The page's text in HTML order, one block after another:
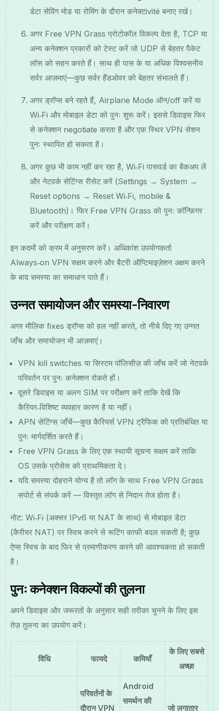
डेटा सेविंग मोड या रोमिंग के दौरान कनेक्टivité बनाए रखे।
अगर Free VPN Grass प्रोटोकॉल विकल्प देता है, TCP या
अन्य कनेक्शन प्रकारों को टेस्ट करें जो UDP से बेहतर पैकेट
लॉस को सहन करते हैं। साथ ही पास के या अधिक विश्वसनीय
सर्वर आज़माएं—कुछ सर्वर हैंडओवर को बेहतर संभालते हैं।
अगर ड्रॉप्स बने रहते हैं, Airplane Mode ऑन/off करें या
Wi‑Fi और मोबाइल डेटा को पुनः शुरू करें। इससे डिवाइस फिर
से कनेक्शन negotiate करता है और एक स्थिर VPN सेशन
पुनः स्थापित हो सकता है।
अगर कुछ भी काम नहीं कर रहा है, Wi‑Fi पासवर्ड का बैकअप लें
और नेटवर्क सेटिंग्स रीसेट करें (Settings → System →
Reset options → Reset Wi‑Fi, mobile &
Bluetooth)। फिर Free VPN Grass को पुनः कॉन्फ़िगर
करें और परीक्षण करें।
इन कदमों को क्रम में अनुसरण करें। अधिकांश उपयोगकर्ता
Always‑on VPN सक्षम करने और बैटरी ऑप्टिमाइज़ेशन अक्षम करने
के बाद समस्या का समाधान पाते हैं।
उन्नत समायोजन और समस्या-निवारण
अगर मौलिक fixes ड्रॉप्स को हल नहीं करते, तो नीचे दिए गए उन्नत
जाँच और समायोजन भी आज़माएं।
VPN kill switches या सिस्टम पॉलिसीज़ की जाँच करें जो नेटवर्क
परिवर्तन पर पुनः कनेक्शन रोकते हों।
दूसरे डिवाइस या अलग SIM पर परीक्षण करें ताकि देखें कि
कैरियर‑विशिष्ट व्यवहार कारण है या नहीं।
APN सेटिंग्स जाँचें—कुछ कैरियर्स VPN ट्रैफिक को प्रतिबंधित या
पुनः मार्गदर्शित करते हैं।
Free VPN Grass के लिए एक स्थायी सूचना सक्षम करें ताकि
OS उसके प्रोसेस को प्राथमिकता दे।
यदि समस्या दोहराने योग्य है तो लॉग के साथ Free VPN Grass
सपोर्ट से संपर्क करें — विस्तृत लॉग से निदान तेज होता है।
नोट: Wi‑Fi (अक्सर IPv6 या NAT के साथ) से मोबाइल डेटा
(कैरीयर NAT) पर स्विच करने से रूटिंग काफी बदल सकती है; कुछ
ऐप्स स्विच के बाद फिर से प्रमाणीकरण करने की आवश्यकता हो सकती
है।
पुनः कनेक्शन विकल्पों की तुलना
अपने डिवाइस और जरूरतों के अनुसार सही तरीका चुनने के लिए इस
तेज़ तुलना का उपयोग करें।
विधि फायदे कमियाँ
के लिए सबसे
अच्छा
परिवर्तनों के
दौरान VPN
Android
समर्थन की
जो लगातार